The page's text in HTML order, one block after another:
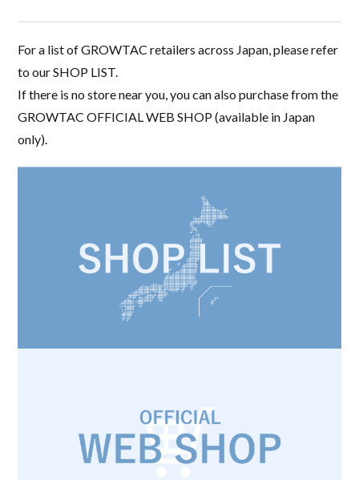
For a list of GROWTAC retailers across Japan, please refer
to our SHOP LIST.
If there is no store near you, you can also purchase from the
GROWTAC OFFICIAL WEB SHOP (available in Japan
only).